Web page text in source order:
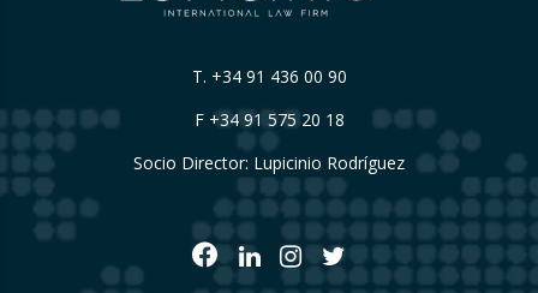
T. +34 91 436 00 90
F +34 91 575 20 18
Socio Director: Lupicinio Rodríguez